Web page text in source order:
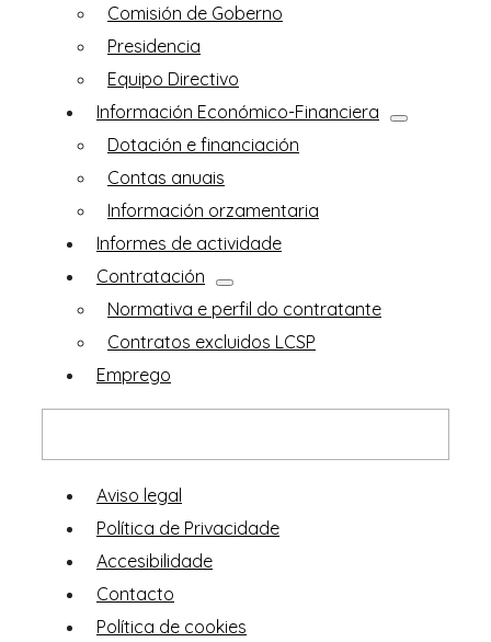
Comisión de Goberno
Presidencia
Equipo Directivo
Información Económico-Financiera
Dotación e financiación
Contas anuais
Información orzamentaria
Informes de actividade
Contratación
Normativa e perfil do contratante
Contratos excluidos LCSP
Emprego
Aviso legal
Política de Privacidade
Accesibilidade
Contacto
Política de cookies